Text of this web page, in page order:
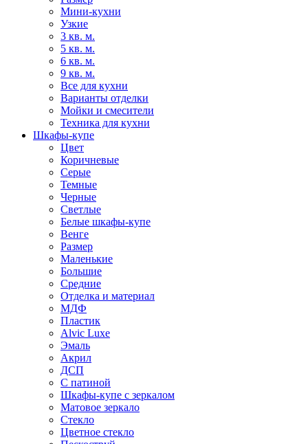
Мини-кухни
Узкие
3 кв. м.
5 кв. м.
6 кв. м.
9 кв. м.
Все для кухни
Варианты отделки
Мойки и смесители
Техника для кухни
Шкафы-купе
Цвет
Коричневые
Серые
Темные
Черные
Светлые
Белые шкафы-купе
Венге
Размер
Маленькие
Большие
Средние
Отделка и материал
МДФ
Пластик
Alvic Luxe
Эмаль
Акрил
ДСП
С патиной
Шкафы-купе с зеркалом
Матовое зеркало
Стекло
Цветное стекло